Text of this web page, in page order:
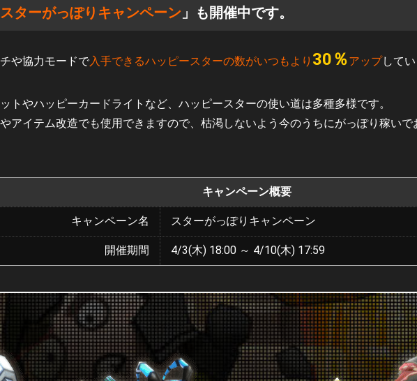
スターがっぽりキャンペーン 」も開催中です。
や協力モードで入手できるハッピースターの数がいつもより 30％アップして
トやハッピーカードライトなど、ハッピースターの使い道は多種多様です。
アイテム改造でも使用できますので、枯渇しないよう今のうちにがっぽり稼いで
キャンペーン概要
キャンペーン名 スターがっぽりキャンペーン
開催期間 4/3(木) 18:00 ～ 4/10(木) 17:59